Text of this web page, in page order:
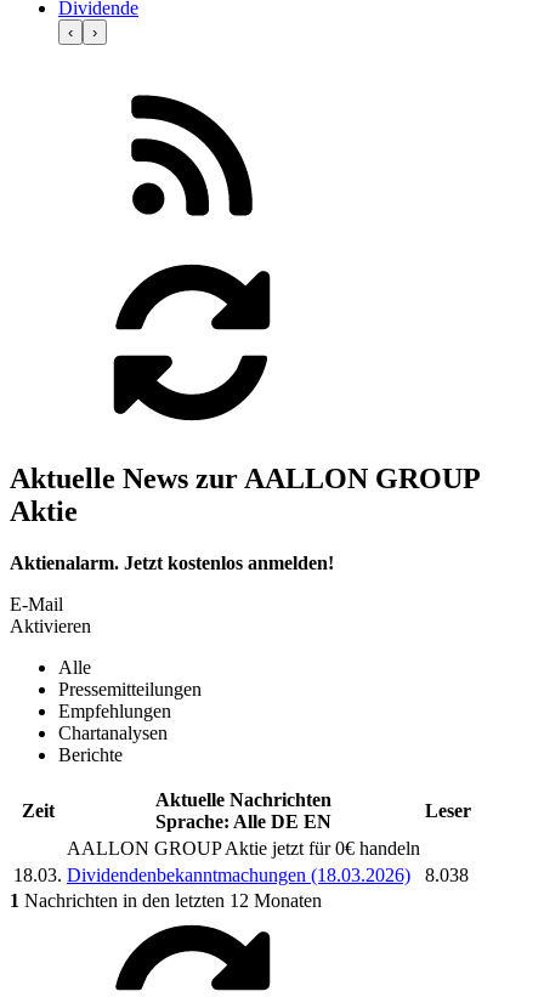
Dividende
‹ ›
Aktuelle News zur AALLON GROUP
Aktie
Aktienalarm. Jetzt kostenlos anmelden!
E-Mail
Aktivieren
Alle
Pressemitteilungen
Empfehlungen
Chartanalysen
Berichte
Zeit
Aktuelle Nachrichten
Sprache: Alle DE EN
Leser
AALLON GROUPAktie jetzt für 0€ handeln
18.03. Dividendenbekanntmachungen (18.03.2026)
8.038
1 Nachrichten in den letzten 12 Monaten